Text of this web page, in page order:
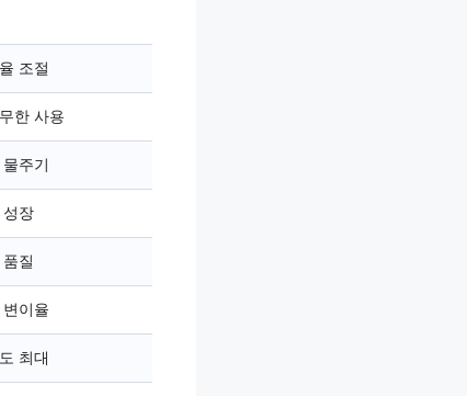
조절
한 사용
주기
성장
질
이율
최대